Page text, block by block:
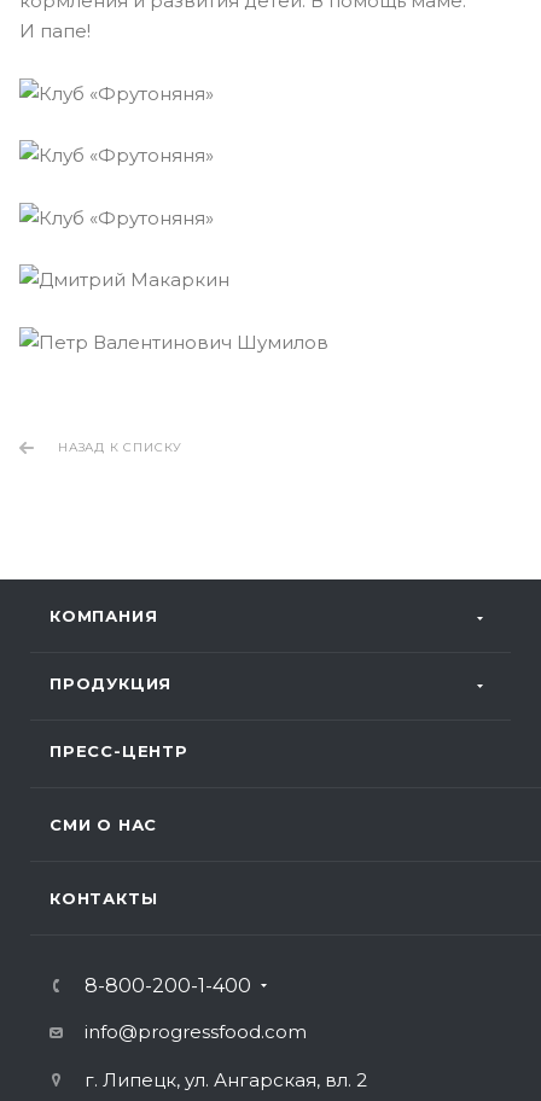
И папе!
НАЗАД К СПИСКУ
КОМПАНИЯ
ПРОДУКЦИЯ
ПРЕСС-ЦЕНТР
СМИ О НАС
КОНТАКТЫ
8-800-200-1-400
info@progressfood.com
г. Липецк, ул. Ангарская, вл. 2